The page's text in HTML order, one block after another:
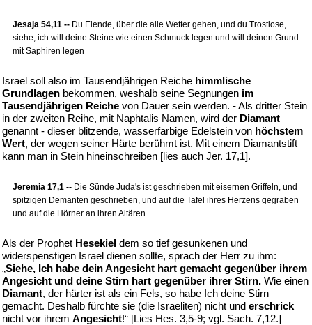
Jesaja 54,11 -- Du Elende, über die alle Wetter gehen, und du Trostlose,
siehe, ich will deine Steine wie einen Schmuck legen und will deinen Grund
mit Saphiren legen
Israel soll also im Tausendjährigen Reiche himmlische
Grundlagen bekommen, weshalb seine Segnungen im
Tausendjährigen Reiche von Dauer sein werden. - Als dritter Stein
in der zweiten Reihe, mit Naphtalis Namen, wird der Diamant
genannt - dieser blitzende, wasserfarbige Edelstein von höchstem
Wert, der wegen seiner Härte berühmt ist. Mit einem Diamantstift
kann man in Stein hineinschreiben [lies auch Jer. 17,1].
Jeremia 17,1 -- Die Sünde Juda's ist geschrieben mit eisernen Griffeln, und
spitzigen Demanten geschrieben, und auf die Tafel ihres Herzens gegraben
und auf die Hörner an ihren Altären
Als der Prophet Hesekiel dem so tief gesunkenen und
widerspenstigen Israel dienen sollte, sprach der Herr zu ihm:
„Siehe, Ich habe dein Angesicht hart gemacht gegenüber ihrem
Angesicht und deine Stirn hart gegenüber ihrer Stirn. Wie einen
Diamant, der härter ist als ein Fels, so habe Ich deine Stirn
gemacht. Deshalb fürchte sie (die Israeliten) nicht und erschrick
nicht vor ihrem Angesicht!“ [Lies Hes. 3,5-9; vgl. Sach. 7,12.]